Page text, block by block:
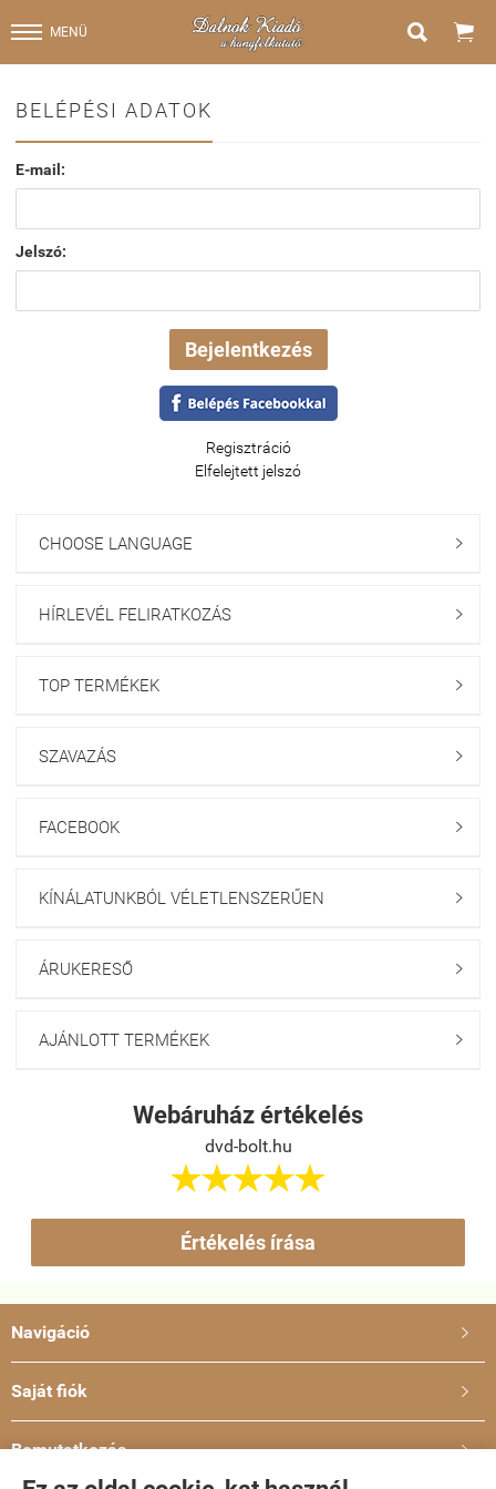
MENÜ  
BELÉPÉSI ADATOK
E-mail:
Jelszó:
Regisztráció
Elfelejtett jelszó
CHOOSE LANGUAGE 
HÍRLEVÉL FELIRATKOZÁS 
TOP TERMÉKEK 
SZAVAZÁS 
FACEBOOK 
KÍNÁLATUNKBÓL VÉLETLENSZERŰEN 
ÁRUKERESŐ 
AJÁNLOTT TERMÉKEK 
Webáruház értékelés
dvd-bolt.hu

Értékelés írása
Navigáció 
Saját fiók 
Bemutatkozás 